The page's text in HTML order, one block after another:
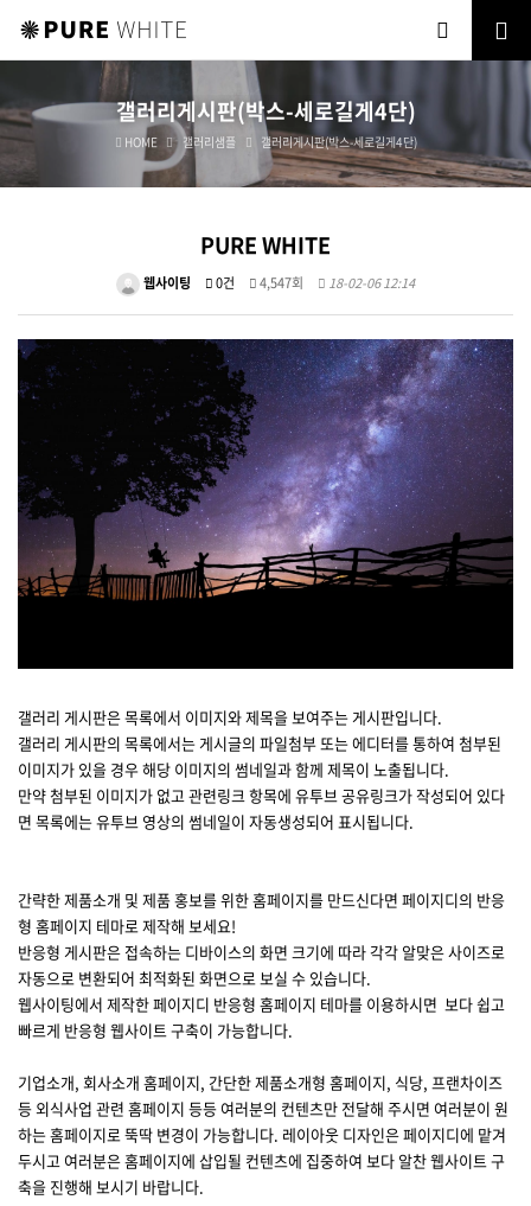
갤러리게시판(박스-세로길게4단)
HOME 갤러리샘플 갤러리게시판(박스-세로길게4단)
PURE WHITE
웹사이팅 0건 4,547회 18-02-06 12:14
갤러리 게시판은 목록에서 이미지와 제목을 보여주는 게시판입니다.
갤러리 게시판의 목록에서는 게시글의 파일첨부 또는 에디터를 통하여 첨부된
이미지가 있을 경우 해당 이미지의 썸네일과 함께 제목이 노출됩니다.
만약 첨부된 이미지가 없고 관련링크 항목에 유투브 공유링크가 작성되어 있다
면 목록에는 유투브 영상의 썸네일이 자동생성되어 표시됩니다.
간략한 제품소개 및 제품 홍보를 위한 홈페이지를 만드신다면 페이지디의 반응
형 홈페이지 테마로 제작해 보세요!
반응형 게시판은 접속하는 디바이스의 화면 크기에 따라 각각 알맞은 사이즈로
자동으로 변환되어 최적화된 화면으로 보실 수 있습니다.
웹사이팅에서 제작한 페이지디 반응형 홈페이지 테마를 이용하시면 보다 쉽고
빠르게 반응형 웹사이트 구축이 가능합니다.
기업소개, 회사소개 홈페이지, 간단한 제품소개형 홈페이지, 식당, 프랜차이즈
등 외식사업 관련 홈페이지 등등 여러분의 컨텐츠만 전달해 주시면 여러분이 원
하는 홈페이지로 뚝딱 변경이 가능합니다. 레이아웃 디자인은 페이지디에 맡겨
두시고 여러분은 홈페이지에 삽입될 컨텐츠에 집중하여 보다 알찬 웹사이트 구
축을 진행해 보시기 바랍니다.